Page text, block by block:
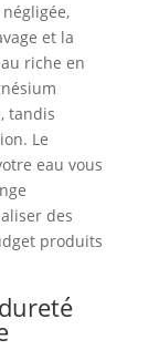
et la
riche en
tandis
Le
eau vous
des
produits